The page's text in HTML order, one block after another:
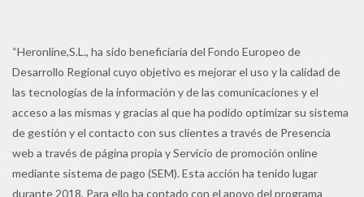
“Heronline,S.L., ha sido beneficiaria del Fondo Europeo de
Desarrollo Regional cuyo objetivo es mejorar el uso y la calidad de
las tecnologías de la información y de las comunicaciones y el
acceso a las mismas y gracias al que ha podido optimizar su sistema
de gestión y el contacto con sus clientes a través de Presencia
web a través de página propia y Servicio de promoción online
mediante sistema de pago (SEM). Esta acción ha tenido lugar
durante 2018. Para ello ha contado con el apoyo del programa